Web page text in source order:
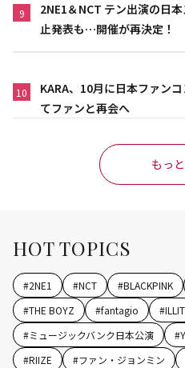
9
2NE1＆NCT テン出演の日
止発表も…開催が再決定！
10
KARA、10月に日本ファン
てファンと再会へ
もっ
HOT TOPICS
#2NE1 #NCT #BLACKPINK
#THE BOYZ #fantagio #ILLIT
#ミュージックバンク日本公演 #
#RIIZE #ファン・ジョンミン